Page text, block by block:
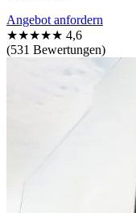
Angebot anfordern
★★★★★ 4,6
(531 Bewertungen)